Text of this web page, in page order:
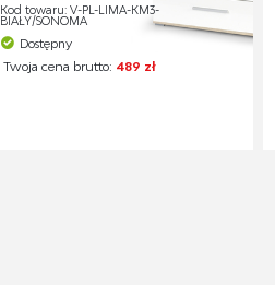
Kod towaru: V-PL-LIMA-KM3-
BIAŁY/SONOMA
Dostępny
Twoja cena brutto: 489 zł